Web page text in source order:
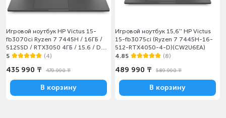
Игровой ноутбук HP Victus 15-
fb3070ci Ryzen 7 7445H / 16ГБ /
512SSD / RTX3050 4ГБ / 15.6 / DOS
/ (CW2U4EA)
5 (4)
435 990 ₸ 479 990 ₸
В корзину
Игровой ноутбук 15,6'' HP Victus
15-fb3075ci (Ryzen 7 7445H-16-
512-RTX4050-4-D)(CW2U6EA)
4.85
(8)
489 990 ₸ 589 990 ₸
В корзину